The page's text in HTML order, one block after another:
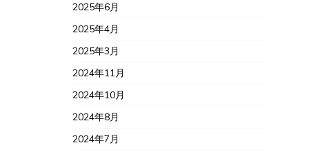
2025年6月
2025年4月
2025年3月
2024年11月
2024年10月
2024年8月
2024年7月